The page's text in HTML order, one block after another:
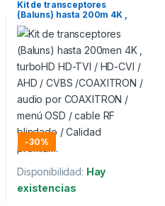
Kit de transceptores
(Baluns) hasta 200m 4K ,
turboHD HD-TVI / HD-CVI /
AHD / CVBS /Coaxitron.
-30%
Disponibilidad: Hay
existencias